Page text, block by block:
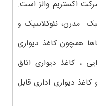
اکستریم والز است.
مدرن، نئوکلاسیک و
همچون کاغذ دیواری
، کاغذ دیواری اتاق
دیواری اداری قابل